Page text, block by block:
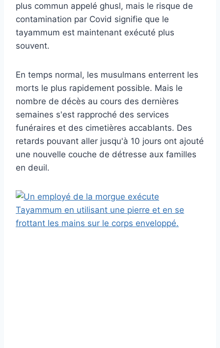
plus commun appelé ghusl, mais le risque de
contamination par Covid signifie que le
tayammum est maintenant exécuté plus
souvent.
En temps normal, les musulmans enterrent les
morts le plus rapidement possible. Mais le
nombre de décès au cours des dernières
semaines s'est rapproché des services
funéraires et des cimetières accablants. Des
retards pouvant aller jusqu'à 10 jours ont ajouté
une nouvelle couche de détresse aux familles
en deuil.